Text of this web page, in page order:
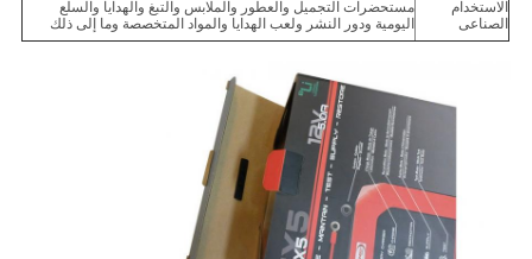
الاستخدام
الصناعى
مستحضرات التجميل والعطور والملابس والتبغ والهدايا والسلع
اليومية ودور النشر ولعب الهدايا والمواد المتخصصة وما إلى ذلك